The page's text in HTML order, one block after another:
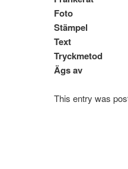
Foto
Stämpel
Text
Tryckmetod
Ägs av
This entry was